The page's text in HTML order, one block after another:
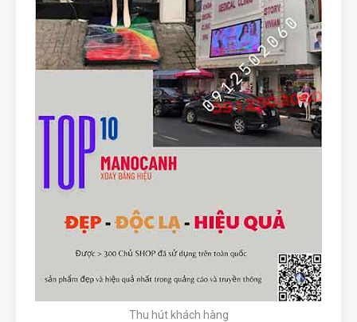
Thu hút khách hàng